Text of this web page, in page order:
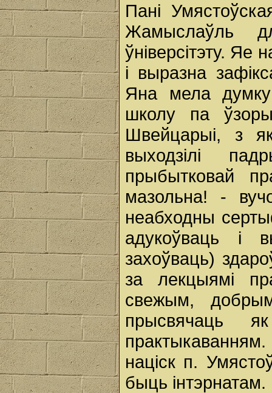
Пані
Жамыслаўль
ўніверсітэту. Яе
і выразна
Яна мела
школу па ўзоры
Швейцарыі, з
выходзілі
прыбытковай
мазольна! -
неабходны
адукоўваць і
захоўваць)
за лекцыямі
свежым,
прысвячаць
націск п.
быць інтэрнатам.